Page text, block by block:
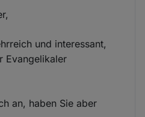
und interessant,
Evangelikaler
an, haben Sie aber